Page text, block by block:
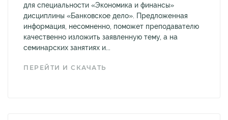
для специальности «Экономика и финансы»
дисциплины «Банковское дело». Предложенная
информация, несомненно, поможет преподавателю
качественно изложить заявленную тему, а на
семинарских занятиях и...
ПЕРЕЙТИ И СКАЧАТЬ